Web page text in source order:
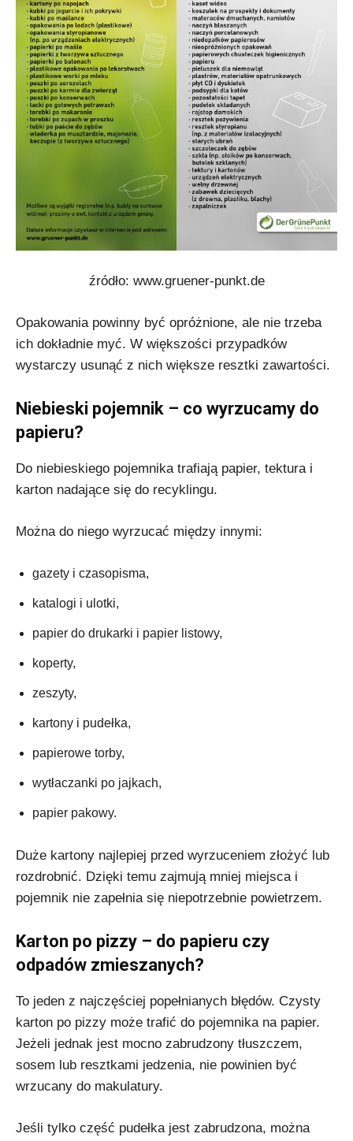
źródło: www.gruener-punkt.de
Opakowania powinny być opróżnione, ale nie trzeba
ich dokładnie myć. W większości przypadków
wystarczy usunąć z nich większe resztki zawartości.
Niebieski pojemnik – co wyrzucamy do
papieru?
Do niebieskiego pojemnika trafiają papier, tektura i
karton nadające się do recyklingu.
Można do niego wyrzucać między innymi:
gazety i czasopisma,
katalogi i ulotki,
papier do drukarki i papier listowy,
koperty,
zeszyty,
kartony i pudełka,
papierowe torby,
wytłaczanki po jajkach,
papier pakowy.
Duże kartony najlepiej przed wyrzuceniem złożyć lub
rozdrobnić. Dzięki temu zajmują mniej miejsca i
pojemnik nie zapełnia się niepotrzebnie powietrzem.
Karton po pizzy – do papieru czy
odpadów zmieszanych?
To jeden z najczęściej popełnianych błędów. Czysty
karton po pizzy może trafić do pojemnika na papier.
Jeżeli jednak jest mocno zabrudzony tłuszczem,
sosem lub resztkami jedzenia, nie powinien być
wrzucany do makulatury.
Jeśli tylko część pudełka jest zabrudzona, można